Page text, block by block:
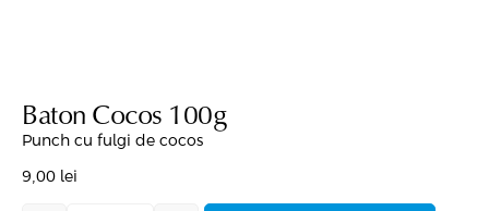
Baton Cocos 100g
Punch cu fulgi de cocos
9,00 lei